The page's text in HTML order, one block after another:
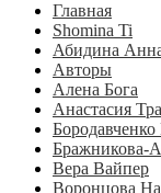
Главная
Shomina Ti
Абидина
Авторы
Алена Бога
Анастасия
Бородавченко
Бражникова-
Вера Вайпер
Воронцова